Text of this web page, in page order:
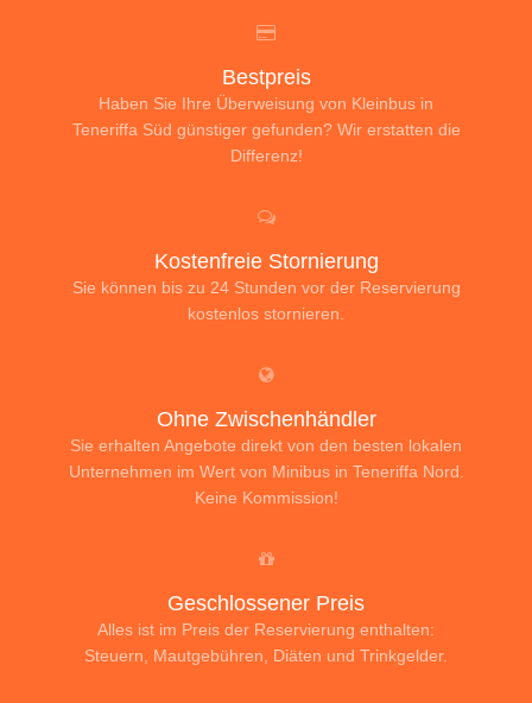
Bestpreis
Haben Sie Ihre Überweisung von Kleinbus in
Teneriffa Süd günstiger gefunden? Wir erstatten die
Differenz!
Kostenfreie Stornierung
Sie können bis zu 24 Stunden vor der Reservierung
kostenlos stornieren.
Ohne Zwischenhändler
Sie erhalten Angebote direkt von den besten lokalen
Unternehmen im Wert von Minibus in Teneriffa Nord.
Keine Kommission!
Geschlossener Preis
Alles ist im Preis der Reservierung enthalten:
Steuern, Mautgebühren, Diäten und Trinkgelder.